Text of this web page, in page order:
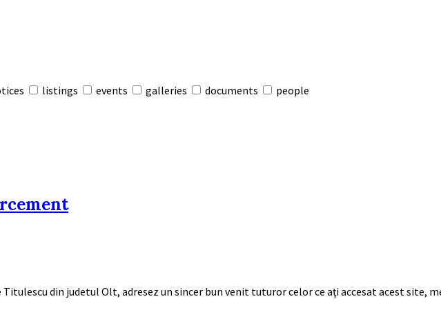
listings events galleries documents people
din judetul Olt, adresez un sincer bun venit tuturor celor ce aţi accesat acest site,